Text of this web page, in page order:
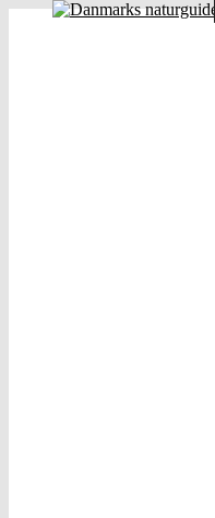
Danmarks naturguide